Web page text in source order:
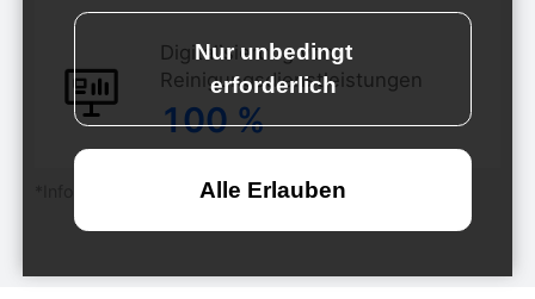
Digitalisierung von
Reinigungsdienstleistungen
100 %
*Informationsquelle: PUDU Cloud